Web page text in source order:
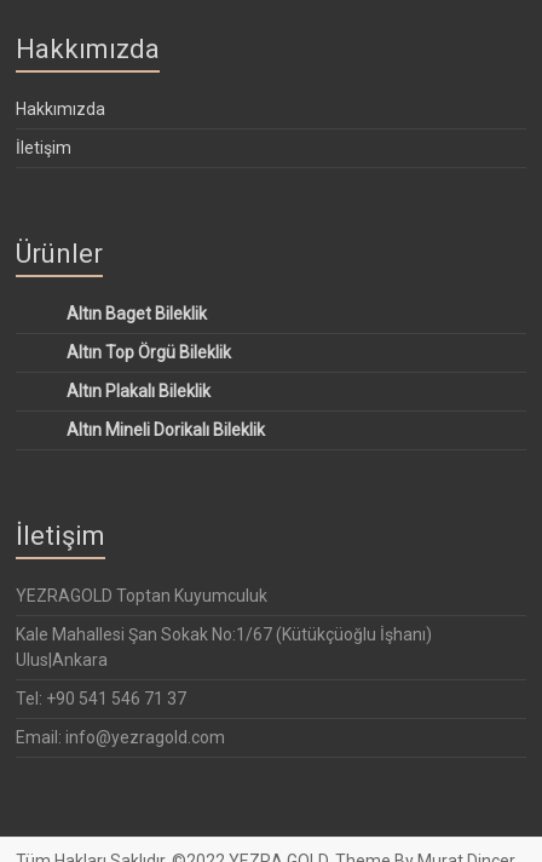
Hakkımızda
Hakkımızda
İletişim
Ürünler
Altın Baget Bileklik
Altın Top Örgü Bileklik
Altın Plakalı Bileklik
Altın Mineli Dorikalı Bileklik
İletişim
YEZRAGOLD Toptan Kuyumculuk
Kale Mahallesi Şan Sokak No:1/67 (Kütükçüoğlu İşhanı)
Ulus|Ankara
Tel: +90 541 546 71 37
Email: info@yezragold.com